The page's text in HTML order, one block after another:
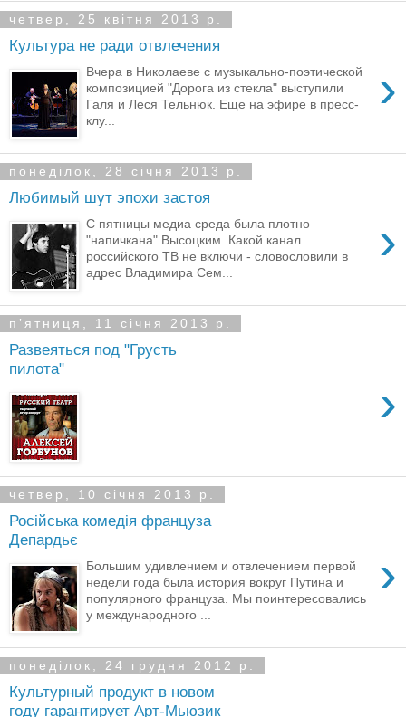
четвер, 25 квітня 2013 р.
Культура не ради отвлечения
›
Вчера в Николаеве с музыкально-поэтической
композицией "Дорога из стекла" выступили
Галя и Леся Тельнюк. Еще на эфире в пресс-
клу...
понеділок, 28 січня 2013 р.
Любимый шут эпохи застоя
›
С пятницы медиа среда была плотно
"напичкана" Высоцким. Какой канал
российского ТВ не включи - словословили в
адрес Владимира Сем...
пʼятниця, 11 січня 2013 р.
Развеяться под "Грусть
пилота"
›
четвер, 10 січня 2013 р.
Російська комедія француза
Депардьє
›
Большим удивлением и отвлечением первой
недели года была история вокруг Путина и
популярного француза. Мы поинтересовались
у международного ...
понеділок, 24 грудня 2012 р.
Культурный продукт в новом
году гарантирует Арт-Мьюзик